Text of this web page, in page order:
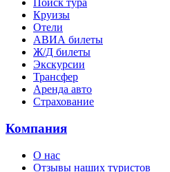
Поиск тура
Круизы
Отели
АВИА билеты
Ж/Д билеты
Экскурсии
Трансфер
Аренда авто
Страхование
Компания
О нас
Отзывы наших туристов